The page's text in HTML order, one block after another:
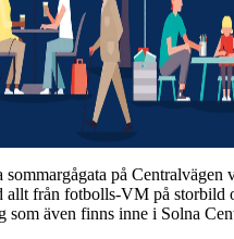
på
allt från fotbolls-VM på
även finns inne i Solna